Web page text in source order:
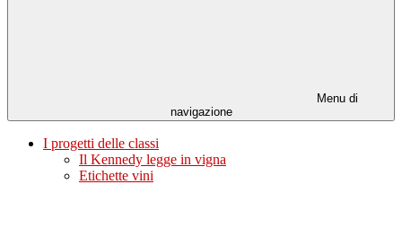
Menu di
navigazione
I progetti delle classi
Il Kennedy legge in vigna
Etichette vini